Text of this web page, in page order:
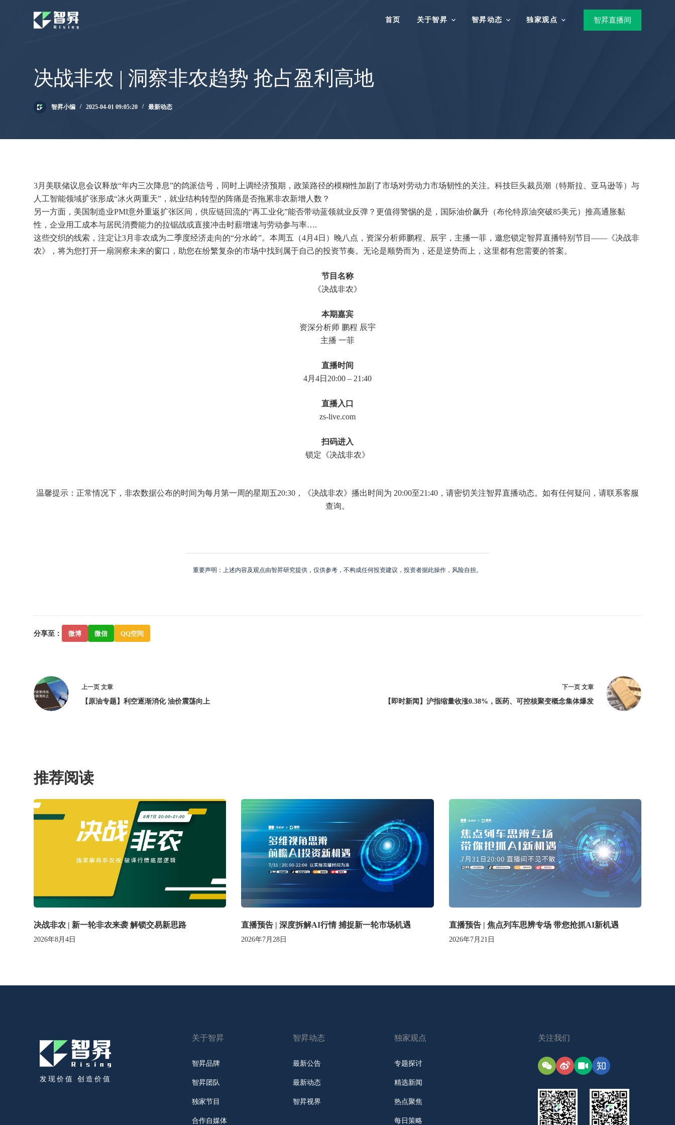
首页 关于智昇 智昇动态 独家观点 智昇直播间
决战非农 | 洞察非农趋势 抢占盈利高地
智昇小编 2025-04-01 09:05:20 最新动态
3月美联储议息会议释放“年内三次降息”的鸽派信号，同时上调经济预期，政策路径的模糊性加剧了市场对劳动力市场韧性的关注。科技巨头裁员潮（特斯拉、亚马逊等）与
人工智能领域扩张形成“冰火两重天”，就业结构转型的阵痛是否拖累非农新增人数？
另一方面，美国制造业PMI意外重返扩张区间，供应链回流的“再工业化”能否带动蓝领就业反弹？更值得警惕的是，国际油价飙升（布伦特原油突破85美元）推高通胀黏
性，企业用工成本与居民消费能力的拉锯战或直接冲击时薪增速与劳动参与率….
这些交织的线索，注定让3月非农成为二季度经济走向的“分水岭”。本周五（4月4日）晚八点，资深分析师鹏程、辰宇，主播一菲，邀您锁定智昇直播特别节目——《决战非
农》，将为您打开一扇洞察未来的窗口，助您在纷繁复杂的市场中找到属于自己的投资节奏。无论是顺势而为，还是逆势而上，这里都有您需要的答案。
节目名称
《决战非农》
本期嘉宾
资深分析师 鹏程 辰宇
主播 一菲
直播时间
4月4日20:00 – 21:40
直播入口
zs-live.com
扫码进入
锁定《决战非农》
温馨提示：正常情况下，非农数据公布的时间为每月第一周的星期五20:30，《决战非农》播出时间为 20:00至21:40，请密切关注智昇直播动态。如有任何疑问，请联系客服
查询。
重要声明：上述内容及观点由智昇研究提供，仅供参考，不构成任何投资建议，投资者据此操作，风险自担。
分享至： 微博 微信 QQ空间
上一页文章
【原油专题】利空逐渐消化 油价震荡向上
下一页 文章
【即时新闻】沪指缩量收涨0.38%，医药、可控核聚变概念集体爆发
推荐阅读
决战非农 | 新一轮非农来袭 解锁交易新思路
2026年8月4日
直播预告 | 深度拆解AI行情 捕捉新一轮市场机遇
2026年7月28日
直播预告 | 焦点列车思辨专场 带您抢抓AI新机遇
2026年7月21日
发现价值 创造价值
关于智昇
智昇品牌
智昇团队
独家节目
合作自媒体
智昇动态
最新公告
最新动态
智昇视界
独家观点
专题探讨
精选新闻
热点聚焦
每日策略
关注我们